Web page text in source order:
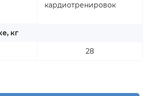
кг
кардиотренировок
28